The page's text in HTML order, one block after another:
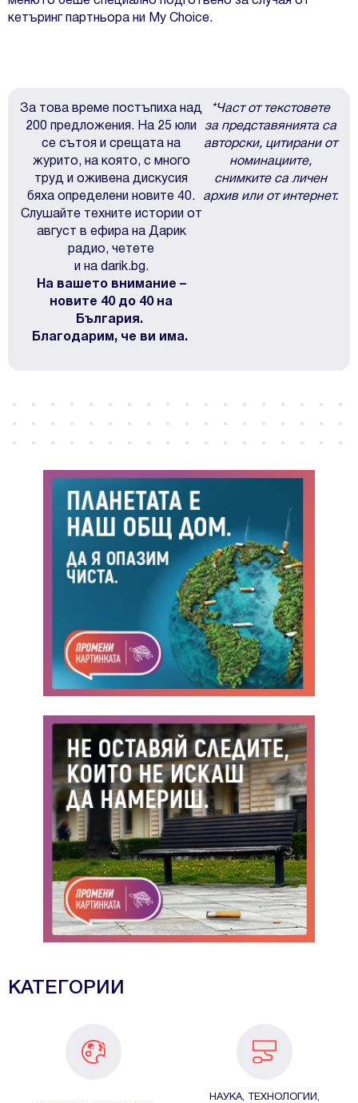
кетъринг партньора ни
My Choice.
За това време постъпиха над
200 предложения. На 25 юли
се сътоя и срещата на
журито, на която, с много
труд и оживена дискусия
бяха определени новите 40.
Слушайте техните истории от
август в ефира на Дарик
радио, четете
и на darik.bg.
На вашето внимание –
новите 40 до 40 на
България.
Благодарим, че ви има.
*Част от текстовете
за представянията са
авторски, цитирани от
номинациите,
снимките са личен
архив или от интернет.
КАТЕГОРИИ
НАУКА, ТЕХНОЛОГИИ,